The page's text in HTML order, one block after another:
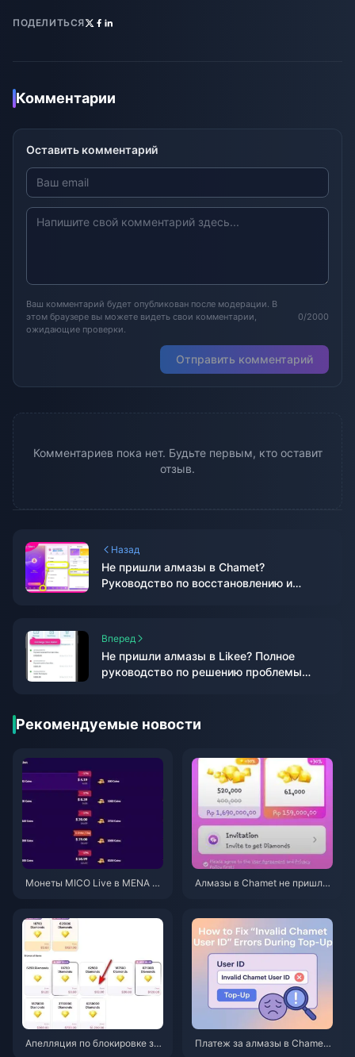
ПОДЕЛИТЬСЯ
Комментарии
Оставить комментарий
Ваш комментарий будет опубликован после модерации. В
этом браузере вы можете видеть свои комментарии,
ожидающие проверки.
0/2000
Отправить комментарий
Комментариев пока нет. Будьте первым, кто оставит
отзыв.
Назад
Не пришли алмазы в Chamet?
Руководство по восстановлению и
Вперед
Не пришли алмазы в Likee? Полное
руководство по решению проблемы
Рекомендуемые новости
Монеты MICO Live в MENA по
Алмазы в Chamet не пришли
Апелляция по блокировке за
Платеж за алмазы в Chamet